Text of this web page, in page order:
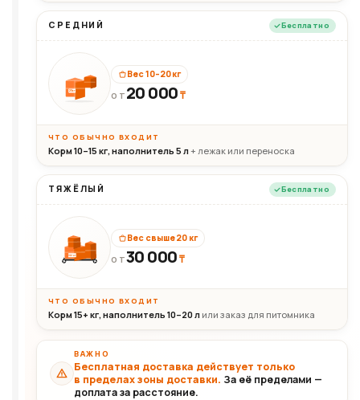
СРЕДНИЙ Бесплатно
20кг
Вес 10–20 кг
ОТ 20 000₸
ЧТО ОБЫЧНО ВХОДИТ
Корм 10–15 кг, наполнитель 5 л+ лежак или переноска
ТЯЖЁЛЫЙ Бесплатно
30+кг
Вес свыше 20 кг
ОТ30 000₸
ЧТО ОБЫЧНО ВХОДИТ
Корм 15+ кг, наполнитель 10–20 л или заказ для питомника
ВАЖНО
Бесплатная доставка действует только
в пределах зоны доставки. За её пределами —
доплата за расстояние.